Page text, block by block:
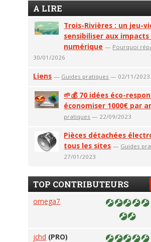
A LIRE
Trois-Rivières : un jeu-
sensibiliser aux impacts
numérique — Pourquoi
30/01/2026
Liens — Guides pratiques — 02/11/2023
🌱💰 70 idées éco-
économiser 1000€ par
pratiques — 22/09/2023
Pièces détachées
tous les sites — Guides
27/01/2023
TOP CONTRIBUTEURS
omega7
jchd (PRO)